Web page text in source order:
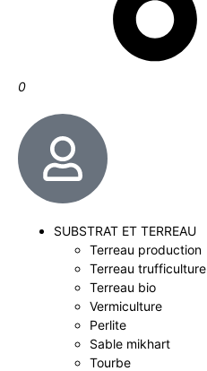
0
SUBSTRAT ET TERREAU
Terreau production
Terreau trufficulture
Terreau bio
Vermiculture
Perlite
Sable mikhart
Tourbe